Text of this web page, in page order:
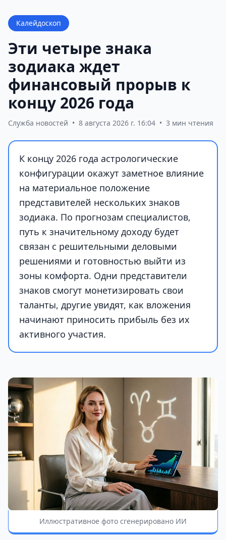
Калейдоскоп
Эти четыре знака
зодиака ждет
финансовый прорыв к
концу 2026 года
Служба новостей • 8 августа 2026 г. 16:04 • 3 мин чтения
К концу 2026 года астрологические
конфигурации окажут заметное влияние
на материальное положение
представителей нескольких знаков
зодиака. По прогнозам специалистов,
путь к значительному доходу будет
связан с решительными деловыми
решениями и готовностью выйти из
зоны комфорта. Одни представители
знаков смогут монетизировать свои
таланты, другие увидят, как вложения
начинают приносить прибыль без их
активного участия.
Иллюстративное фото сгенерировано ИИ